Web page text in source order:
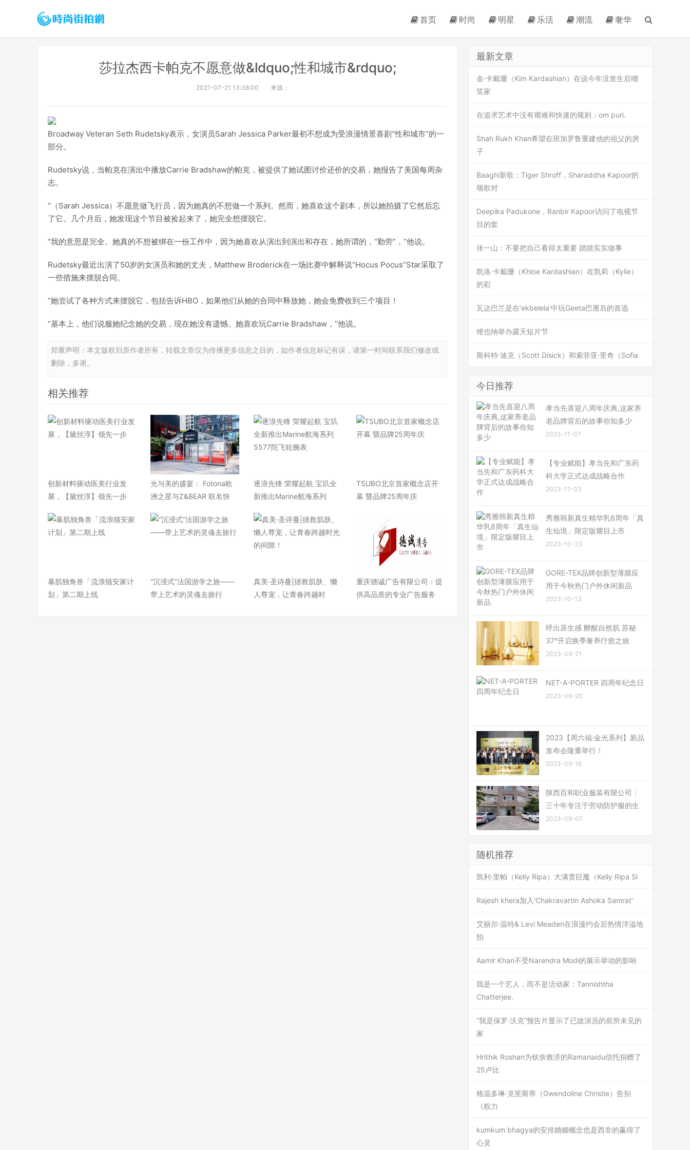
首页 时尚 明星 乐活 潮流 奢华
莎拉杰西卡帕克不愿意做&ldquo;性和城市&rdquo;
2021-07-21 13:38:00 来源：
Broadway Veteran Seth Rudetsky表示，女演员Sarah Jessica Parker最初不想成为受浪漫情景喜剧“性和城市”的一
部分。
Rudetsky说，当帕克在演出中播放Carrie Bradshaw的帕克，被提供了她试图讨价还价的交易，她报告了美国每周杂
志。
“（Sarah Jessica）不愿意做飞行员，因为她真的不想做一个系列。然而，她喜欢这个剧本，所以她拍摄了它然后忘
了它。几个月后，她发现这个节目被捡起来了，她完全想摆脱它。
“我的意思是完全。她真的不想被绑在一份工作中，因为她喜欢从演出到演出和存在，她所谓的，“勤劳”，“他说。
Rudetsky最近出演了50岁的女演员和她的丈夫，Matthew Broderick在一场比赛中解释说“Hocus Pocus”Star采取了
一些措施来摆脱合同。
“她尝试了各种方式来摆脱它，包括告诉HBO，如果他们从她的合同中释放她，她会免费收到三个项目！
“基本上，他们说服她纪念她的交易，现在她没有遗憾。她喜欢玩Carrie Bradshaw，“他说。
郑重声明：本文版权归原作者所有，转载文章仅为传播更多信息之目的，如作者信息标记有误，请第一时间联系我们修改或
删除，多谢。
相关推荐
​创新材料驱动医美行业发
展，【黛丝淳】领先一步
光与美的盛宴： Fotona欧
洲之星与Z&BEAR 联名快
逐浪先锋 荣耀起航 宝玑全
新推出Marine航海系列
TSUBO北京首家概念店开
幕 暨品牌25周年庆
暴肌独角兽「流浪猫安家计
划」第二期上线
“沉浸式”法国游学之旅——
带上艺术的灵魂去旅行
真美·圣诗蔓|拯救肌肤、懒
人尊宠，让青春跨越时
重庆德诚广告有限公司：提
供高品质的专业广告服务
最新文章
金·卡戴珊（Kim Kardashian）在说今年没发生后嘲
笑家
在追求艺术中没有艰难和快速的规则：om puri.
Shah Rukh Khan希望在班加罗鲁重建他的祖父的房
子
Baaghi新歌：Tiger Shroff，Sharaddha Kapoor的
颂歌对
Deepika Padukone，Ranbir Kapoor访问了电视节
目的套
张一山：不要把自己看得太重要 踏踏实实做事
凯洛·卡戴珊（Khloe Kardashian）在凯莉（Kylie）
的彩
瓦达巴兰是在'ekbelela'中玩Geeta巴厘岛的首选
维也纳举办露天短片节
斯科特·迪克（Scott Disick）和索菲亚·里奇（Sofia
今日推荐
孝当先喜迎八周年庆典,这家养
老品牌背后的故事你知多少
2023-11-07
【专业赋能】孝当先和广东药
科大学正式达成战略合作
2023-11-03
秀雅韩新真生精华乳8周年「真
生仙境」限定版耀目上市
2023-10-23
GORE-TEX品牌创新型薄膜应
用于今秋热门户外休闲新品
2023-10-13
呼出原生感 酵醒自然肌 苏秘
37°开启换季奢养疗愈之旅
2023-09-21
NET-A-PORTER 四周年纪念日
2023-09-20
2023【周六福·金光系列】新品
发布会隆重举行！
2023-09-18
陕西百和职业服装有限公司：
三十年专注于劳动防护服的生
2023-09-07
随机推荐
凯利·里帕（Kelly Ripa）大满贯巨魔（Kelly Ripa Sl
Rajesh khera加入'Chakravartin Ashoka Samrat'
艾丽尔·温特& Levi Meaden在浪漫约会后热情洋溢地
拍
Aamir Khan不受Narendra Modi的展示举动的影响
我是一个艺人，而不是活动家：Tannishtha
Chatterjee.
“我是保罗·沃克”预告片显示了已故演员的前所未见的
家
Hrithik Roshan为钦奈救济的Ramanaidu信托捐赠了
25卢比
格温多琳·克里斯蒂（Gwendoline Christie）告别
《权力
kumkum bhagya的安排婚姻概念也是西非的赢得了
心灵